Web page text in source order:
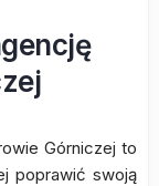
Górniczej to
poprawić swoją